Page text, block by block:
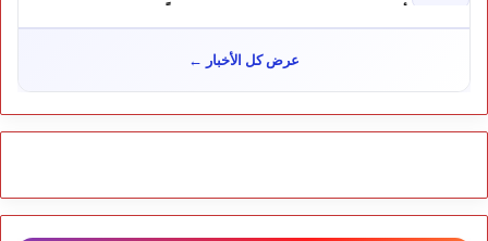
تأجيل محاكمة "إسكوبار الصحراء" استئنافياً واستدعاء جميع المتهمين
في حالة سراح
شوكي يعيد وعود الأحرار.. والمغاربة يطالبون بحساب وعود 2021
10:06 مجتمع
كارثة سبتة تتفاقم.. انتشال جثث جديدة واستمرار البحث عن هويات
عرض كل الأخبار ←